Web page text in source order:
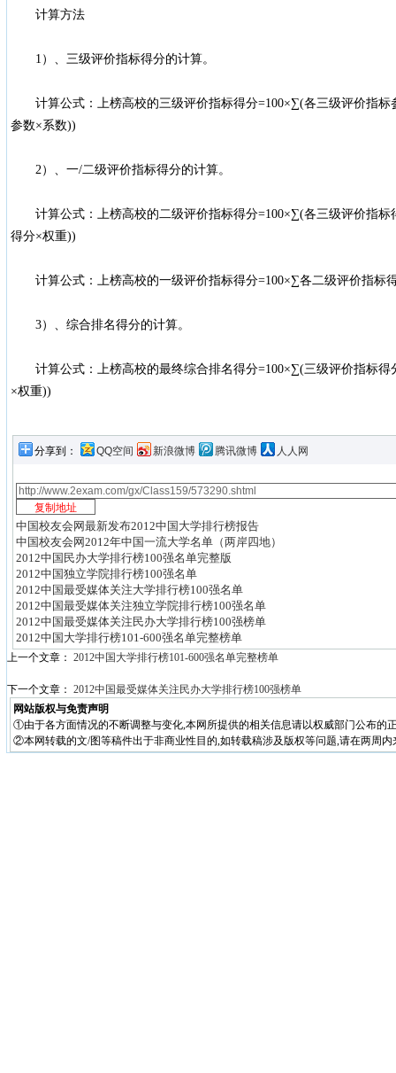
计算方法
1）、三级评价指标得分的计算。
计算公式：上榜高校的三级评价指标得分=100×∑(各三级评价指标
参数×系数))
2）、一/二级评价指标得分的计算。
计算公式：上榜高校的二级评价指标得分=100×∑(各三级评价指标
得分×权重))
计算公式：上榜高校的一级评价指标得分=100×∑各二级评价指标
3）、综合排名得分的计算。
计算公式：上榜高校的最终综合排名得分=100×∑(三级评价指标得
×权重))
分享到： QQ空间 新浪微博 腾讯微博 人人网
中国校友会网最新发布2012中国大学排行榜报告
中国校友会网2012年中国一流大学名单（两岸四地）
2012中国民办大学排行榜100强名单完整版
2012中国独立学院排行榜100强名单
2012中国最受媒体关注大学排行榜100强名单
2012中国最受媒体关注独立学院排行榜100强名单
2012中国最受媒体关注民办大学排行榜100强榜单
2012中国大学排行榜101-600强名单完整榜单
上一个文章： 2012中国大学排行榜101-600强名单完整榜单
下一个文章： 2012中国最受媒体关注民办大学排行榜100强榜单
网站版权与免责声明
①由于各方面情况的不断调整与变化,本网所提供的相关信息请以权威部门公布的
②本网转载的文/图等稿件出于非商业性目的,如转载稿涉及版权等问题,请在两周内